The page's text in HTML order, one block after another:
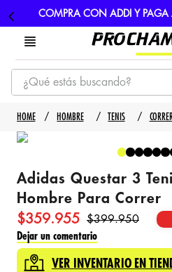
COMPRA CON ADDI Y
¿Qué estás buscando?
TÉRMINOS MÁS BUSCADOS
1
3. nike
4. guayos
5
HOMBRE TENIS
Adidas Questar 3
Hombre Para Correr
$359.955 $399.950
Dejar un comentario
VER INVENTARIO EN